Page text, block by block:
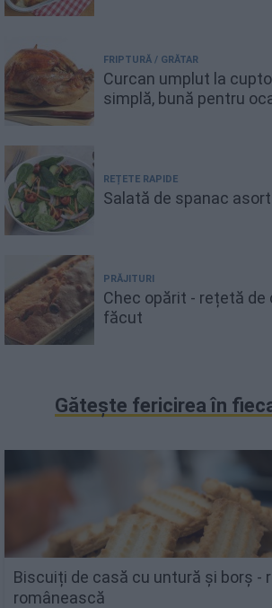
FRIPTURĂ / GRĂTAR
Curcan umplut la
simplă, bună pentru
REȚETE RAPIDE
Salată de spanac
PRĂJITURI
Chec opărit - rețetă de
făcut
Gătește fericirea în
Biscuiți de casă cu untură și borș -
românească